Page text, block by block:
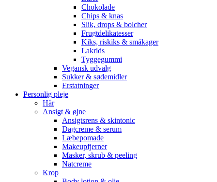
Chokolade
Chips & knas
Slik, drops & bolcher
Frugtdelikatesser
Kiks, riskiks & småkager
Lakrids
Tyggegummi
Vegansk udvalg
Sukker & sødemidler
Erstatninger
Personlig pleje
Hår
Ansigt & øjne
Ansigtsrens & skintonic
Dagcreme & serum
Læbepomade
Makeupfjerner
Masker, skrub & peeling
Natcreme
Krop